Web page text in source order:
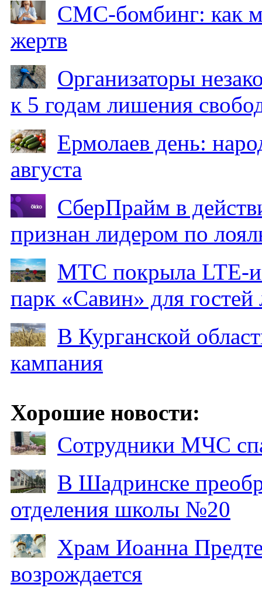
СМС-бомбинг: как
жертв
Организаторы
к 5 годам лишения
Ермолаев день:
августа
СберПрайм в
признан лидером по
МТС покрыла LTE-
парк «Савин» для гостей
В Курганской
кампания
Хорошие новости:
Сотрудники МЧС
В Шадринске
отделения школы №20
Храм Иоанна
возрождается